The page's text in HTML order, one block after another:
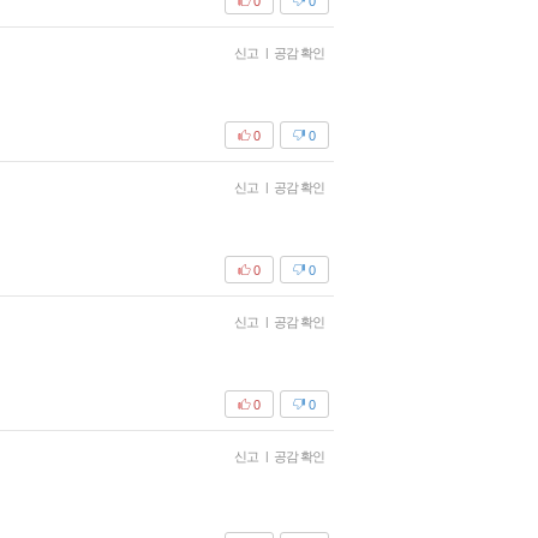
신고 | 공감 확인
0
0
신고 | 공감 확인
0
0
신고 | 공감 확인
0
0
신고 | 공감 확인